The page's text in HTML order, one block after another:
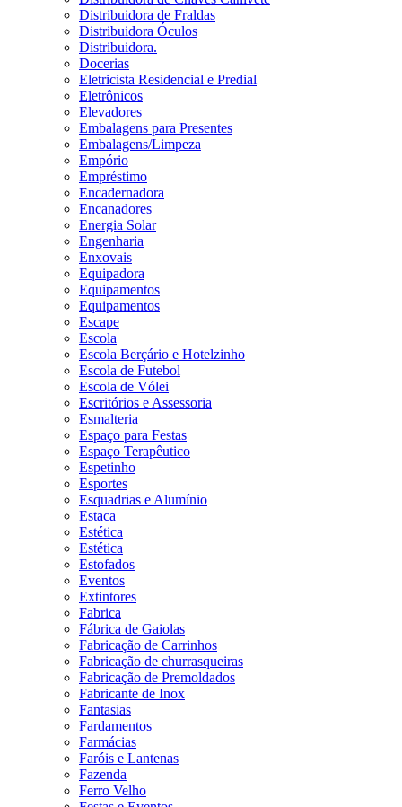
Distribuidora de Fraldas
Distribuidora Óculos
Distribuidora.
Docerias
Eletricista Residencial e Predial
Eletrônicos
Elevadores
Embalagens para Presentes
Embalagens/Limpeza
Empório
Empréstimo
Encadernadora
Encanadores
Energia Solar
Engenharia
Enxovais
Equipadora
Equipamentos
Equipamentos
Escape
Escola
Escola Berçário e Hotelzinho
Escola de Futebol
Escola de Vólei
Escritórios e Assessoria
Esmalteria
Espaço para Festas
Espaço Terapêutico
Espetinho
Esportes
Esquadrias e Alumínio
Estaca
Estética
Estética
Estofados
Eventos
Extintores
Fabrica
Fábrica de Gaiolas
Fabricação de Carrinhos
Fabricação de churrasqueiras
Fabricação de Premoldados
Fabricante de Inox
Fantasias
Fardamentos
Farmácias
Faróis e Lantenas
Fazenda
Ferro Velho